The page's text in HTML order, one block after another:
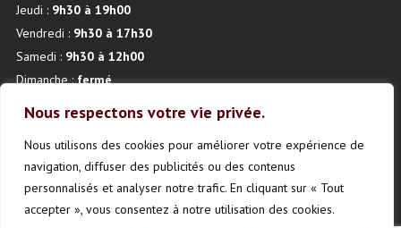
Nous respectons votre vie privée.
Nous utilisons des cookies pour améliorer votre expérience de
navigation, diffuser des publicités ou des contenus
personnalisés et analyser notre trafic. En cliquant sur « Tout
accepter », vous consentez à notre utilisation des cookies.
Jeudi : 9h30 à 19h00
Vendredi : 9h30 à 17h30
Samedi : 9h30 à 12h00
Dimanche :fermé